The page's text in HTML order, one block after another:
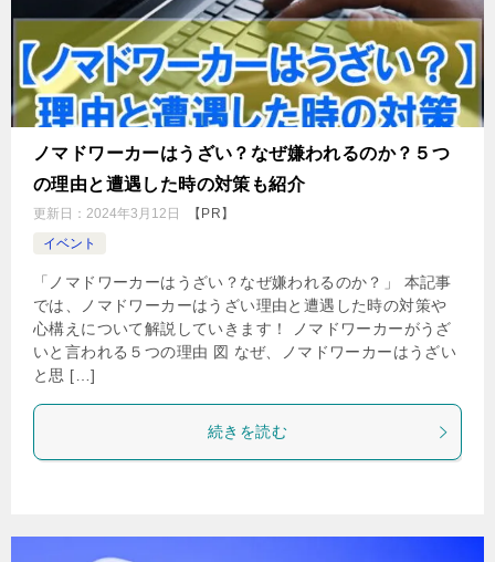
ノマドワーカーはうざい？なぜ嫌われるのか？５つ
の理由と遭遇した時の対策も紹介
更新日： 2024年3月12日
イベント
【PR】
「ノマドワーカーはうざい？なぜ嫌われるのか？」 本記事
では、ノマドワーカーはうざい理由と遭遇した時の対策や
心構えについて解説していきます！ ノマドワーカーがうざ
いと言われる５つの理由 図 なぜ、ノマドワーカーはうざい
と思 […]
続きを読む